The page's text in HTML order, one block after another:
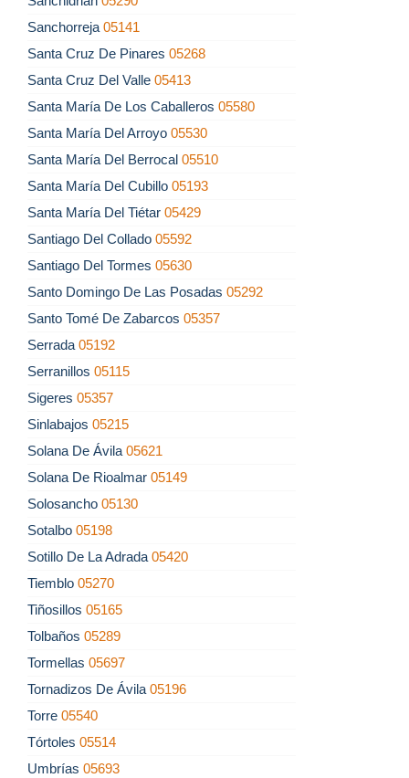
Sanchorreja 05141
Santa Cruz De Pinares 05268
Santa Cruz Del Valle 05413
Santa María De Los Caballeros 05580
Santa María Del Arroyo 05530
Santa María Del Berrocal 05510
Santa María Del Cubillo 05193
Santa María Del Tiétar 05429
Santiago Del Collado 05592
Santiago Del Tormes 05630
Santo Domingo De Las Posadas 05292
Santo Tomé De Zabarcos 05357
Serrada 05192
Serranillos 05115
Sigeres 05357
Sinlabajos 05215
Solana De Ávila 05621
Solana De Rioalmar 05149
Solosancho 05130
Sotalbo 05198
Sotillo De La Adrada 05420
Tiemblo 05270
Tiñosillos 05165
Tolbaños 05289
Tormellas 05697
Tornadizos De Ávila 05196
Torre 05540
Tórtoles 05514
Umbrías 05693